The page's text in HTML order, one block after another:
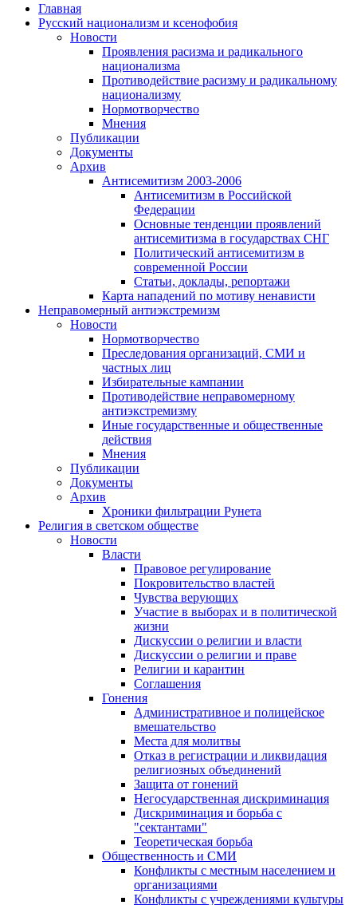
Главная
Русский национализм и ксенофобия
Новости
Проявления расизма и радикального
национализма
Противодействие расизму и радикальному
национализму
Нормотворчество
Мнения
Публикации
Документы
Архив
Антисемитизм 2003-2006
Антисемитизм в Российской
Федерации
Основные тенденции проявлений
антисемитизма в государствах СНГ
Политический антисемитизм в
современной России
Статьи, доклады, репортажи
Карта нападений по мотиву ненависти
Неправомерный антиэкстремизм
Новости
Нормотворчество
Преследования организаций, СМИ и
частных лиц
Избирательные кампании
Противодействие неправомерному
антиэкстремизму
Иные государственные и общественные
действия
Мнения
Публикации
Документы
Архив
Хроники фильтрации Рунета
Религия в светском обществе
Новости
Власти
Правовое регулирование
Покровительство властей
Чувства верующих
Участие в выборах и в политической
жизни
Дискуссии о религии и власти
Дискуссии о религии и праве
Религии и карантин
Соглашения
Гонения
Административное и полицейское
вмешательство
Места для молитвы
Отказ в регистрации и ликвидация
религиозных объединений
Защита от гонений
Негосударственная дискриминация
Дискриминация и борьба с
"сектантами"
Теоретическая борьба
Общественность и СМИ
Конфликты с местным населением и
организациями
Конфликты с учреждениями культуры